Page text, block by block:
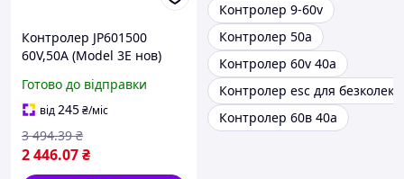
Контролер JP601500
60V,50A (Model 3E нов)
ремонту, заміни,
керування й стабільної
роботи електродвигуна
Готово до відправки
від245₴/міс
2 446.07₴
3 494.39 ₴
Контролер 9-60v
Контролер 50а
Контролер 60v 40a
Контролер esc для
Контролер 60в 40а